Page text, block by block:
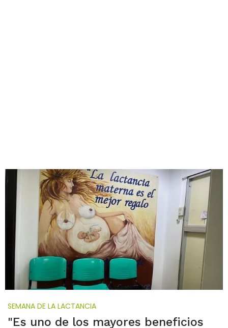
SEMANA DE LA LACTANCIA
"Es uno de los mayores beneficios